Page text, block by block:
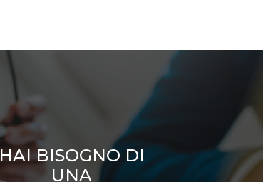
HAI BISOGNO DI
UNA